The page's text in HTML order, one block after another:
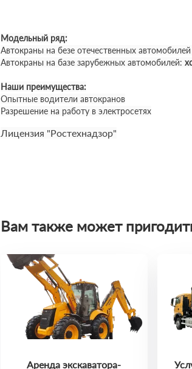
Модельный ряд:
Автокраны на безе отечественных
Автокраны на базе зарубежных автомобилей:
Наши преимущества:
Опытные водители автокранов
Разрешение на работу в электросетях
Лицензия "Ростехнадзор"
Вам также может
Аренда экскаватора-